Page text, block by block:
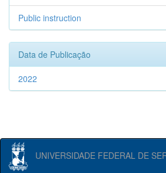
Public instruction
Data de Publicação
2022
UNIVERSIDADE FEDERAL DE